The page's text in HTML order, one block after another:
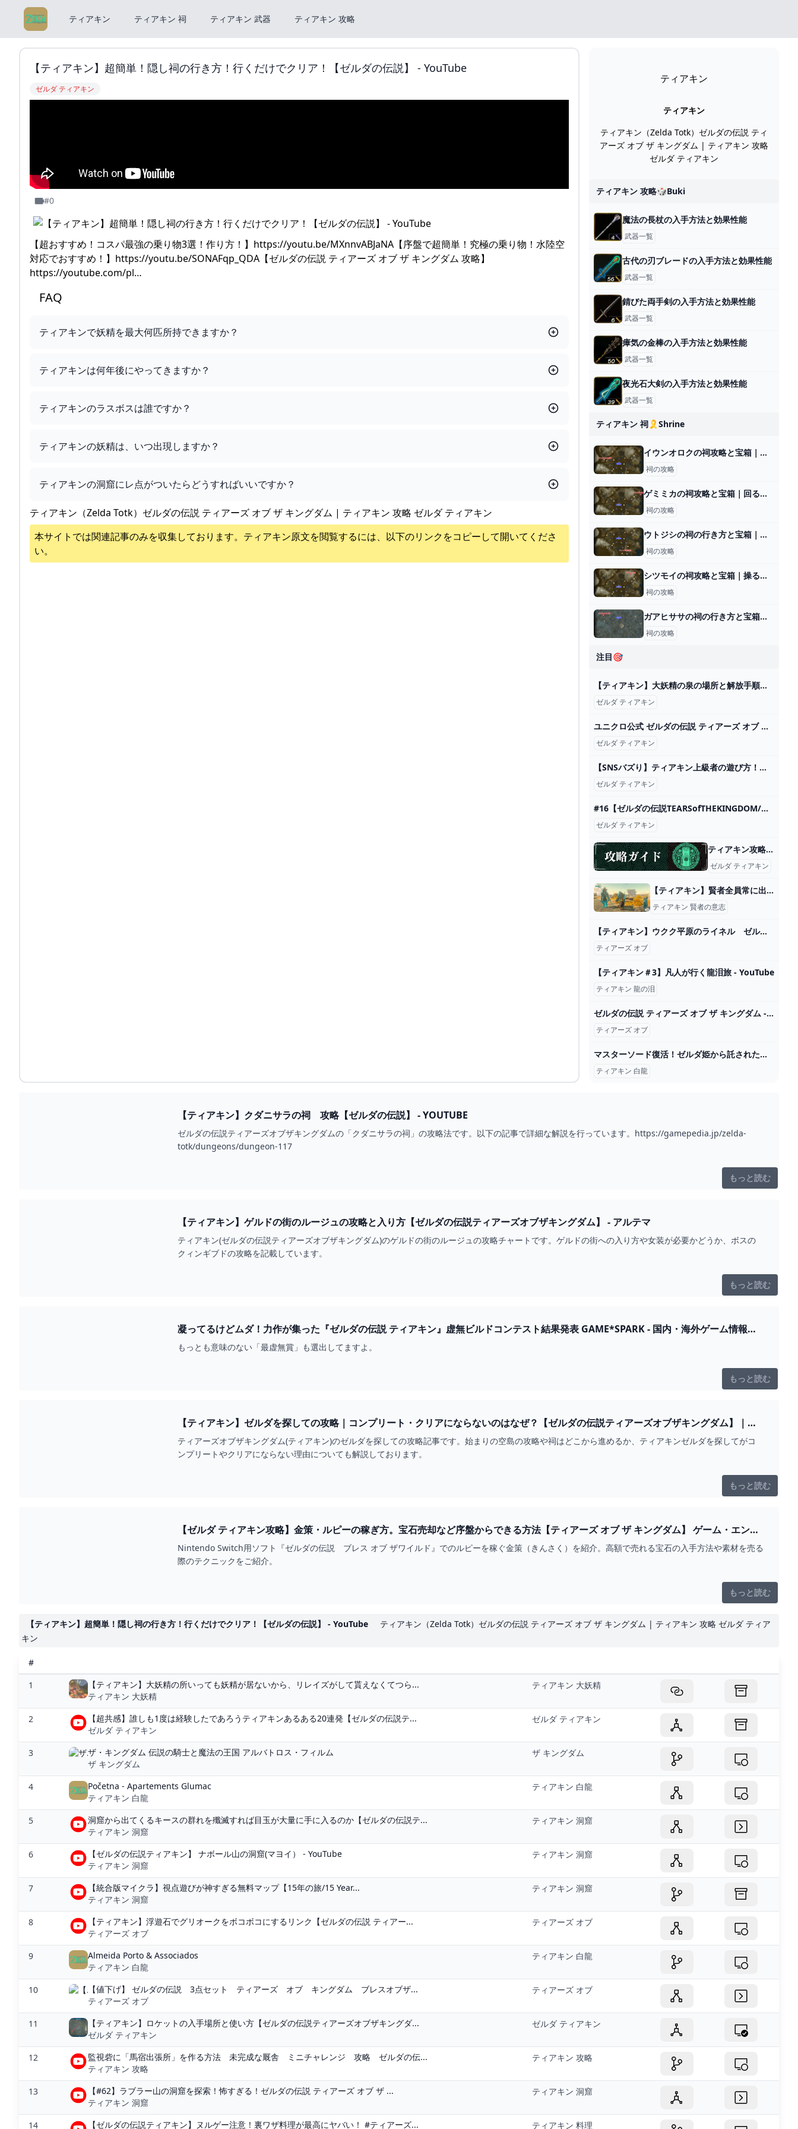
ティアキン ティアキン 祠 ティアキン 武器 ティアキン 攻略
【ティアキン】超簡単！隠し祠の行き方！行くだけでクリア！【ゼルダの伝説】 - YouTube
ゼルダ ティアキン
#0
【超おすすめ！コスパ最強の乗り物3選！作り方！】https://youtu.be/MXnnvABJaNA【序盤で超簡単！究極の乗り物！水陸空
対応でおすすめ！】https://youtu.be/SONAFqp_QDA【ゼルダの伝説 ティアーズ オブ ザ キングダム 攻略】
https://youtube.com/pl…
FAQ
ティアキンで妖精を最大何匹所持できますか？
ティアキンは何年後にやってきますか？
ティアキンのラスボスは誰ですか？
ティアキンの妖精は、いつ出現しますか？
ティアキンの洞窟にレ点がついたらどうすればいいですか？
ティアキン（Zelda Totk）ゼルダの伝説 ティアーズ オブ ザ キングダム | ティアキン 攻略 ゼルダ ティアキン
本サイトでは関連記事のみを収集しております。 ティアキン原文を閲覧するには、以下のリンクをコピーして開いてくださ
い。
ティアキン
ティアキン
ティアキン（Zelda Totk）ゼルダの伝説 ティ
アーズ オブ ザ キングダム | ティアキン 攻略
ゼルダ ティアキン
ティアキン 攻略🎲buki
魔法の長杖の入手方法と効果性能
武器一覧
古代の刃ブレードの入手方法と効果性能
武器一覧
錆びた両手剣の入手方法と効果性能
武器一覧
瘴気の金棒の入手方法と効果性能
武器一覧
夜光石大剣の入手方法と効果性能
武器一覧
ティアキン 祠🎗️shrine
イウンオロクの祠攻略と宝箱｜大と小の選択
祠の攻略
ゲミミカの祠攻略と宝箱｜回るちから
祠の攻略
ウトジシの祠の行き方と宝箱｜ラウルの祝福
祠の攻略
シツモイの祠攻略と宝箱｜操るもの
祠の攻略
ガアヒササの祠の行き方と宝箱｜ラウルの祝福
祠の攻略
注目🎯
【ティアキン】大妖精の泉の場所と解放手順【ゼルダの伝説ティアーズオブザキングダム】 - アルテマ
ゼルダ ティアキン
ユニクロ公式 ゼルダの伝説 ティアーズ オブ ザ キングダム UT（半袖・レギュラーフィット）
ゼルダ ティアキン
【SNSバズり】ティアキン上級者の遊び方！神過ぎるビルド６選【ゼルダの伝説ティアーズオブザキングダム】 - YouTube
ゼルダ ティアキン
#16【ゼルダの伝説TEARSofTHEKINGDOM/ティアキン】オープンワールドゼルダin迷子のぽんこつ【新人Vtuber/黒曜ひみか】 - YouTube
ゼルダ ティアキン
ティアキン攻略｜ゼルダの伝説ティアーズオブザキングダム - 神ゲー攻略
ゼルダ ティアキン
【ティアキン】賢者全員常に出してる俺ってもしかして少数派なのか？【ティアーズオブザキングダム】 ゼルダの伝説ティアーズオブザキングダム(ティアキン)攻略まとめ-コログ速報
ティアキン 賢者の意志
【ティアキン】ウクク平原のライネル ゼルダの伝説ティアーズオブ ザキングダム #ゼルダの伝説 #ティアキン #zelda #shorts - YouTube
ティアーズ オブ
【ティアキン＃3】凡人が行く龍泪旅 - YouTube
ティアキン 龍の泪
ゼルダの伝説 ティアーズ オブ ザ キングダム - YouTube
ティアーズ オブ
マスターソード復活！ゼルダ姫から託された想いとともに白龍の背へ！part18【ゼルダの伝説 ティアーズ オブ ザ キングダム】 - YouTube
ティアキン 白龍
【ティアキン】クダニサラの祠 攻略【ゼルダの伝説】 - YOUTUBE
ゼルダの伝説ティアーズオブザキングダムの「クダニサラの祠」の攻略法です。以下の記事で詳細な解説を行っています。https://gamepedia.jp/zelda-
totk/dungeons/dungeon-117
もっと読む
【ティアキン】ゲルドの街のルージュの攻略と入り方【ゼルダの伝説ティアーズオブザキングダム】 - アルテマ
ティアキン(ゼルダの伝説ティアーズオブザキングダム)のゲルドの街のルージュの攻略チャートです。ゲルドの街への入り方や女装が必要かどうか、ボスの
クィンギブドの攻略を記載しています。
もっと読む
凝ってるけどムダ！力作が集った『ゼルダの伝説 ティアキン』虚無ビルドコンテスト結果発表 GAME*SPARK - 国内・海外ゲーム情報サ
イト
もっとも意味のない「最虚無賞」も選出してますよ。
もっと読む
【ティアキン】ゼルダを探しての攻略｜コンプリート・クリアにならないのはなぜ？【ゼルダの伝説ティアーズオブザキングダム】｜ゲ
ームエイト
ティアーズオブザキングダム(ティアキン)のゼルダを探しての攻略記事です。始まりの空島の攻略や祠はどこから進めるか、ティアキンゼルダを探してがコ
ンプリートやクリアにならない理由についても解説しております。
もっと読む
【ゼルダ ティアキン攻略】金策・ルピーの稼ぎ方。宝石売却など序盤からできる方法【ティアーズ オブ ザ キングダム】 ゲーム・エンタ
メ最新情報のファミ通.COM
Nintendo Switch用ソフト『ゼルダの伝説 ブレス オブ ザワイルド』でのルピーを稼ぐ金策（きんさく）を紹介。高額で売れる宝石の入手方法や素材を売る
際のテクニックをご紹介。
もっと読む
【ティアキン】超簡単！隠し祠の行き方！行くだけでクリア！【ゼルダの伝説】 - YouTube
ティアキン（Zelda Totk）ゼルダの伝説 ティアーズ オブ ザ キングダム | ティアキン 攻略 ゼルダ ティア
キン
#
1
【ティアキン】大妖精の所いっても妖精が居ないから、リレイズがして貰えなくてつら...
ティアキン 大妖精
ティアキン 大妖精
2
【超共感】誰しも1度は経験したであろうティアキンあるある20連発【ゼルダの伝説テ...
ゼルダ ティアキン
ゼルダ ティアキン
3
ザ・キングダム 伝説の騎士と魔法の王国 アルバトロス・フィルム
ザ キングダム
ザ キングダム
4
Početna - Apartements Glumac
ティアキン 白龍
ティアキン 白龍
5
洞窟から出てくるキースの群れを殲滅すれば目玉が大量に手に入るのか【ゼルダの伝説テ...
ティアキン 洞窟
ティアキン 洞窟
6
【ゼルダの伝説ティアキン】 ナボール山の洞窟(マヨイ） - YouTube
ティアキン 洞窟
ティアキン 洞窟
7
【統合版マイクラ】視点遊びが神すぎる無料マップ【15年の旅/15 Year...
ティアキン 洞窟
ティアキン 洞窟
8
【ティアキン】浮遊石でグリオークをボコボコにするリンク【ゼルダの伝説 ティアー...
ティアーズ オブ
ティアーズ オブ
9
Almeida Porto & Associados
ティアキン 白龍
ティアキン 白龍
10
【値下げ】 ゼルダの伝説 3点セット ティアーズ オブ キングダム ブレスオブザ...
ティアーズ オブ
ティアーズ オブ
11
【ティアキン】ロケットの入手場所と使い方【ゼルダの伝説ティアーズオブザキングダ...
ゼルダ ティアキン
ゼルダ ティアキン
12
監視砦に「馬宿出張所」を作る方法 未完成な厩舎 ミニチャレンジ 攻略 ゼルダの伝...
ティアキン 攻略
ティアキン 攻略
13
【#62】ラブラー山の洞窟を探索！怖すぎる！ゼルダの伝説 ティアーズ オブ ザ ...
ティアキン 洞窟
ティアキン 洞窟
14 【ゼルダの伝説ティアキン】ヌルゲー注意！裏ワザ料理が最高にヤバい！ #ティアーズ... ティアキン 料理